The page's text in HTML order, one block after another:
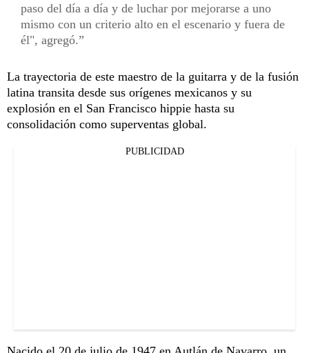
paso del día a día y de luchar por mejorarse a uno
mismo con un criterio alto en el escenario y fuera de
él", agregó.
La trayectoria de este maestro de la guitarra y de la fusión
latina transita desde sus orígenes mexicanos y su
explosión en el San Francisco hippie hasta su
consolidación como superventas global.
PUBLICIDAD